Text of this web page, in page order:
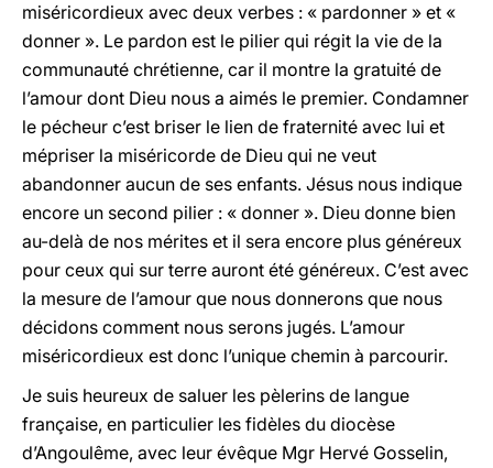
miséricordieux avec deux verbes : « pardonner » et «
donner ». Le pardon est le pilier qui régit la vie de la
communauté chrétienne, car il montre la gratuité de
l’amour dont Dieu nous a aimés le premier. Condamner
le pécheur c’est briser le lien de fraternité avec lui et
mépriser la miséricorde de Dieu qui ne veut
abandonner aucun de ses enfants. Jésus nous indique
encore un second pilier : « donner ». Dieu donne bien
au-delà de nos mérites et il sera encore plus généreux
pour ceux qui sur terre auront été généreux. C’est avec
la mesure de l’amour que nous donnerons que nous
décidons comment nous serons jugés. L’amour
miséricordieux est donc l’unique chemin à parcourir.
Je suis heureux de saluer les pèlerins de langue
française, en particulier les fidèles du diocèse
d’Angoulême, avec leur évêque Mgr Hervé Gosselin,